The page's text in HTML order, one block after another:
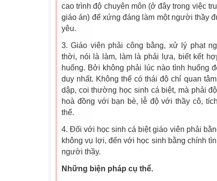
cao trình độ chuyên môn (ở đây trong việc
giáo án) để xứng đáng làm một người thầy
yêu.
3. Giáo viên phải công bằng, xử lý phạt
thời, nói là làm, làm là phải lựa, biết kết
huống. Bởi không phải lúc nào tình huống
duy nhất. Không thể có thái độ chỉ quan
dập, coi thường học sinh cá biệt, mà phải
hoà đồng với bạn bè, lễ độ với thầy cô,
thể.
4. Đối với học sinh cá biệt giáo viên phải
không vụ lợi, đến với học sinh bằng chính
người thầy.
Những biện pháp cụ thể.